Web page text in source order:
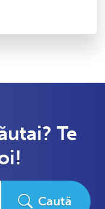
Te
Caută